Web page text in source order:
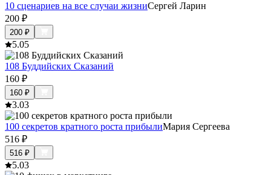
10 сценариев на все случаи жизниСергей Ларин
200 ₽
200 ₽
5.05
108 Буддийских Сказаний
160 ₽
160 ₽
3.03
100 секретов кратного роста прибылиМария Сергеева
516 ₽
516 ₽
5.03